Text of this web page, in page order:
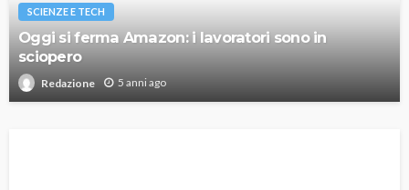
SCIENZE E TECH
Oggi si ferma Amazon: i lavoratori sono in
sciopero
Redazione 5 anni ago